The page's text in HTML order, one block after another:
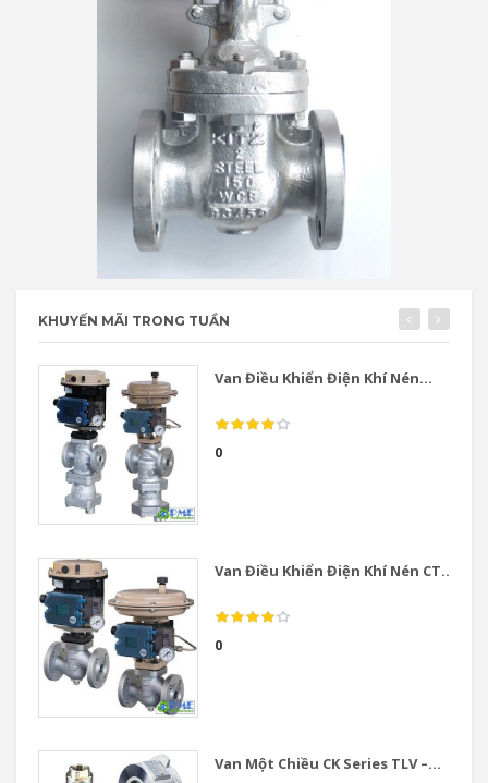
KHUYẾN MÃI TRONG TUẦN
Van Điều Khiển Điện Khí Nén...
0
Van Điều Khiển Điện Khí Nén CT...
0
Van Một Chiều CK Series TLV –...